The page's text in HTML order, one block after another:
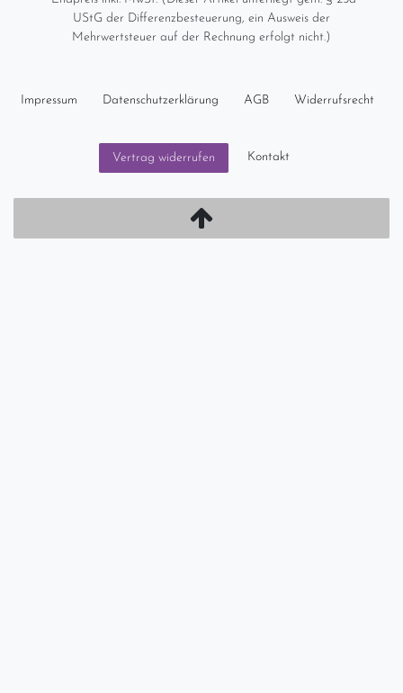
UStG der Differenzbesteuerung, ein Ausweis der
Mehrwertsteuer auf der Rechnung erfolgt nicht.)
Impressum Daten­schutz­erklärung AGB Widerrufs­recht
Vertrag widerrufen Kontakt